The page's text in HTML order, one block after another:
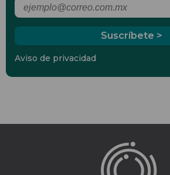
Aviso de privacidad